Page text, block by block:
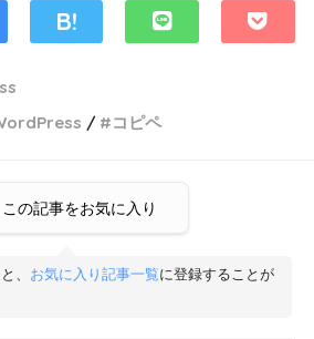
コピペ
この記事をお気に入り
、 お気に入り記事一覧に登録することが